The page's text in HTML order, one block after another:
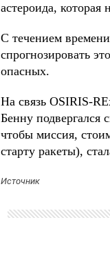
астероида, которая
С течением
спрогнозировать
опасных.
На связь OSIRIS-
Бенну
чтобы миссия,
старту ракеты),
Источник